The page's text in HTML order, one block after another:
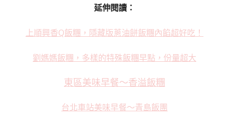
延伸閱讀：
上順興香Q飯糰，隱藏版蔥油餅飯糰內餡超好吃！
劉媽媽飯糰，多樣的特殊飯糰早點，份量超大
東區美味早餐～香溢飯糰
台北車站美味早餐～青島飯團